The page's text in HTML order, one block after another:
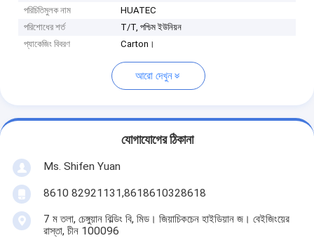
পরিচিতিমুলক নাম
HUATEC
পরিশোধের শর্ত
T/T, পশ্চিম ইউনিয়ন
প্যাকেজিং বিবরণ
Carton।
আরো দেখুন
যোগাযোগের ঠিকানা
Ms. Shifen Yuan
8610 82921131,8618610328618
7 ম তলা, চেঙ্গুয়ান বিল্ডিং বি, মিড। জিয়াচিকচেন হাইডিয়ান জ। বেইজিংয়ের
রাস্তা, চীন 100096